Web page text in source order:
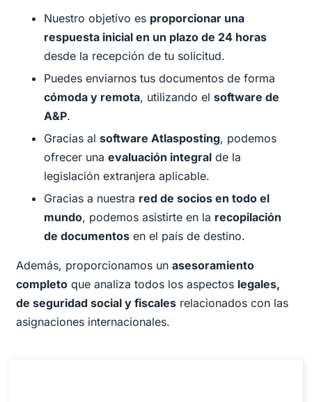
Nuestro objetivo es proporcionar una
respuesta inicial en un plazo de 24 horas
desde la recepción de tu solicitud.
Puedes enviarnos tus documentos de forma
cómoda y remota, utilizando elsoftware de
A&P.
Gracias alsoftware Atlasposting, podemos
ofrecer unaevaluación integral de la
legislación extranjera aplicable.
Gracias a nuestra red de socios en todo el
mundo, podemos asistirte en la recopilación
de documentos en el país de destino.
Además, proporcionamos unasesoramiento
completo que analiza todos los aspectos legales,
de seguridad social y fiscales relacionados con las
asignaciones internacionales.